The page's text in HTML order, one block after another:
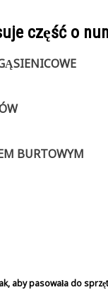
część o
BURTOWYM
aby pasowała do